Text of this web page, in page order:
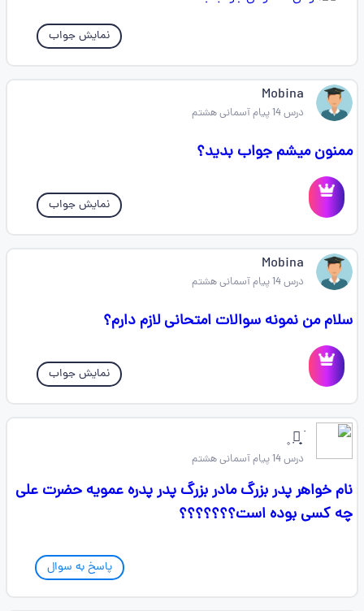
نمایش جواب
Mobina
درس 14 پیام آسمانی هشتم
ممنون میشم جواب بدید؟
نمایش جواب
Mobina
درس 14 پیام آسمانی هشتم
سلام من نمونه سوالات امتحانی لازم دارم؟
نمایش جواب
࣪ 𓇼̟ ٜ ۪
درس 14 پیام آسمانی هشتم
نام خواهر پدر بزرگ مادر بزرگ پدر پدره عمویه حضرت علی
چه کسی بوده است؟؟؟؟؟؟؟
پاسخ به سوال